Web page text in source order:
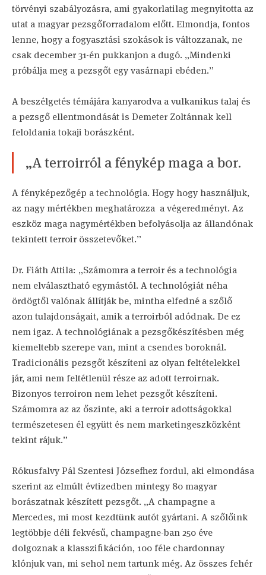
törvényi szabályozásra, ami gyakorlatilag megnyitotta az
utat a magyar pezsgőforradalom előtt. Elmondja, fontos
lenne, hogy a fogyasztási szokások is változzanak, ne
csak december 31-én pukkanjon a dugó. „Mindenki
próbálja meg a pezsgőt egy vasárnapi ebéden.”
A beszélgetés témájára kanyarodva a vulkanikus talaj és
a pezsgő ellentmondását is Demeter Zoltánnak kell
feloldania tokaji borászként.
„A terroirról a fénykép maga a bor.
A fényképezőgép a technológia. Hogy hogy használjuk,
az nagy mértékben meghatározza a végeredményt. Az
eszköz maga nagymértékben befolyásolja az állandónak
tekintett terroir összetevőket.”
Dr. Fiáth Attila: „Számomra a terroir és a technológia
nem elválasztható egymástól. A technológiát néha
ördögtől valónak állítják be, mintha elfedné a szőlő
azon tulajdonságait, amik a terroirból adódnak. De ez
nem igaz. A technológiának a pezsgőkészítésben még
kiemeltebb szerepe van, mint a csendes boroknál.
Tradicionális pezsgőt készíteni az olyan feltételekkel
jár, ami nem feltétlenül része az adott terroirnak.
Bizonyos terroiron nem lehet pezsgőt készíteni.
Számomra az az őszinte, aki a terroir adottságokkal
természetesen él együtt és nem marketingeszközként
tekint rájuk.”
Rókusfalvy Pál Szentesi Józsefhez fordul, aki elmondása
szerint az elmúlt évtizedben mintegy 80 magyar
borászatnak készített pezsgőt. „A champagne a
Mercedes, mi most kezdtünk autót gyártani. A szőlőink
legtöbbje déli fekvésű, champagne-ban 250 éve
dolgoznak a klasszifikáción, 100 féle chardonnay
klónjuk van, mi sehol nem tartunk még. Az összes fehér